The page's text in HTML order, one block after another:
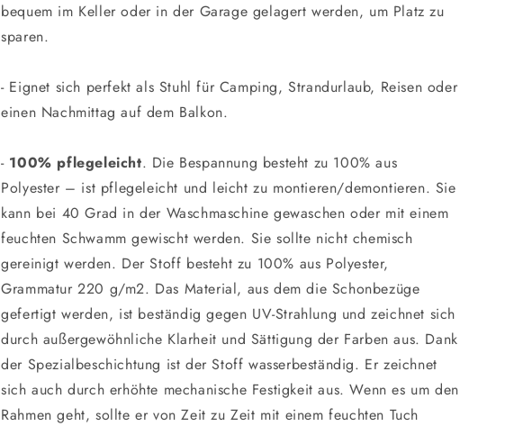
bequem im Keller oder in der Garage gelagert werden, um Platz zu
sparen.
- Eignet sich perfekt als Stuhl für Camping, Strandurlaub, Reisen oder
einen Nachmittag auf dem Balkon.
- 100% pflegeleicht. Die Bespannung besteht zu 100% aus
Polyester – ist pflegeleicht und leicht zu montieren/demontieren. Sie
kann bei 40 Grad in der Waschmaschine gewaschen oder mit einem
feuchten Schwamm gewischt werden. Sie sollte nicht chemisch
gereinigt werden. Der Stoff besteht zu 100% aus Polyester,
Grammatur 220 g/m2. Das Material, aus dem die Schonbezüge
gefertigt werden, ist beständig gegen UV-Strahlung und zeichnet sich
durch außergewöhnliche Klarheit und Sättigung der Farben aus. Dank
der Spezialbeschichtung ist der Stoff wasserbeständig. Er zeichnet
sich auch durch erhöhte mechanische Festigkeit aus. Wenn es um den
Rahmen geht, sollte er von Zeit zu Zeit mit einem feuchten Tuch